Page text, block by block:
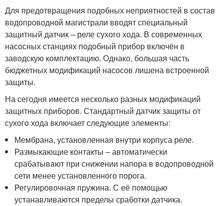
Для предотвращения подобных неприятностей в состав
водопроводной магистрали вводят специальный
защитный датчик – реле сухого хода. В современных
насосных станциях подобный прибор включён в
заводскую комплектацию. Однако, большая часть
бюджетных модификаций насосов лишена встроенной
защиты.
На сегодня имеется несколько разных модификаций
защитных приборов. Стандартный датчик защиты от
сухого хода включает следующие элементы:
Мембрана, установленная внутри корпуса реле.
Размыкающие контакты – автоматически
срабатывают при снижении напора в водопроводной
сети менее установленного порога.
Регулировочная пружина. С её помощью
устанавливаются пределы сработки датчика.